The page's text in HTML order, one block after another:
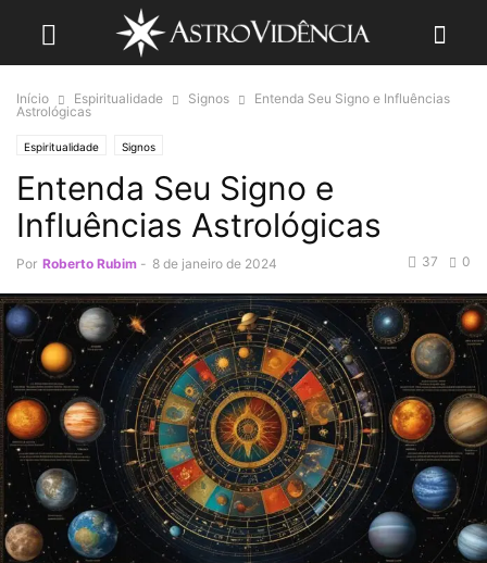
Início Espiritualidade Signos
Entenda Seu Signo e Influências
Astrológicas
Espiritualidade Signos
Entenda Seu Signo e
Influências Astrológicas
Por Roberto Rubim - 8 de janeiro de 2024 0
37